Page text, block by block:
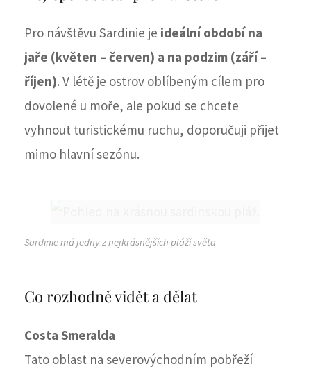
Pro návštěvu Sardinie je ideální období na
jaře (květen – červen) a na podzim (září –
říjen). V létě je ostrov oblíbeným cílem pro
dovolené u moře, ale pokud se chcete
vyhnout turistickému ruchu, doporučuji přijet
mimo hlavní sezónu.
Sardinie má jedny z nejkrásnějších pláží světa
Co rozhodně vidět a dělat
Costa Smeralda
Tato oblast na severovýchodním pobřeží